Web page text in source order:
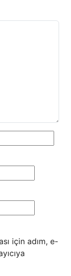
için adım, e-